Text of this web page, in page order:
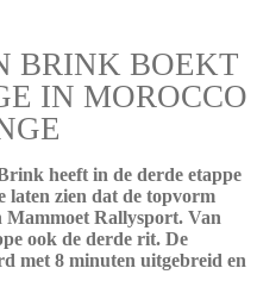
BRINK BOEKT
IN MOROCCO
heeft in de derde etappe
laten zien dat de topvorm
Mammoet Rallysport. Van
ook de derde rit. De
met 8 minuten uitgebreid en